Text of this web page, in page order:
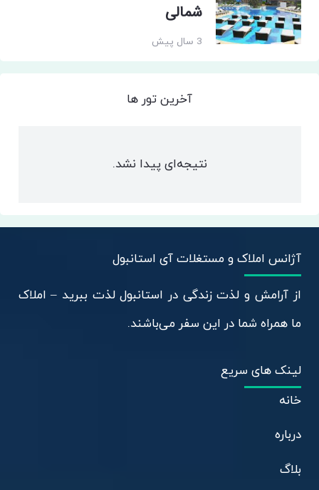
شمالی
3 سال پیش
آخرین تور ها
نتیجه‌ای پیدا نشد.
آژانس املاک و مستغلات آی استانبول
از آرامش و لذت زندگی در استانبول لذت ببرید – املاک
ما همراه شما در این سفر می‌باشند.
لینک های سریع
خانه
درباره
بلاگ